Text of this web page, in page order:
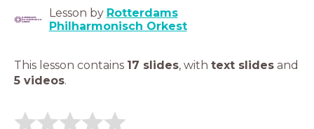
Lesson by Rotterdams
Philharmonisch Orkest
This lesson contains 17 slides, with text slides and
5 videos.